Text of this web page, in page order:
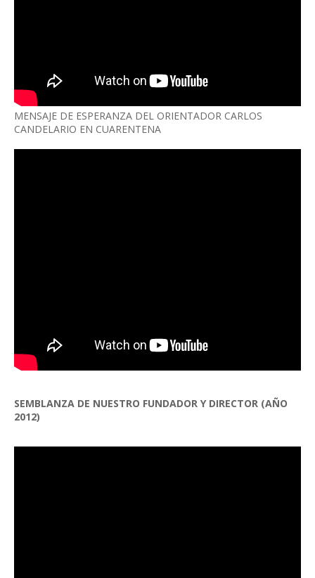
MENSAJE DE ESPERANZA DEL ORIENTADOR CARLOS
CANDELARIO EN CUARENTENA
SEMBLANZA DE NUESTRO FUNDADOR Y DIRECTOR (AÑO
2012)